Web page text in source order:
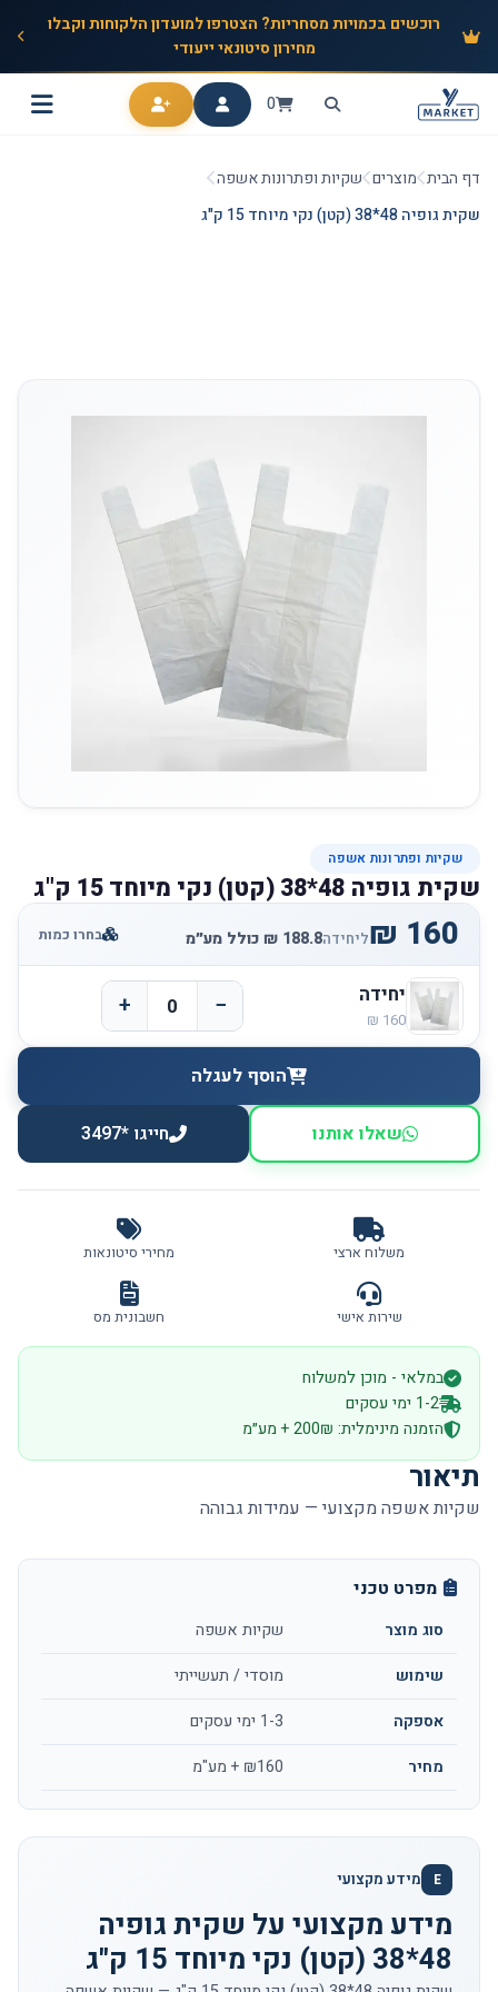
רוכשים בכמויות מסחריות? הצטרפו למועדון הלקוחות וקבלו
מחירון סיטונאי ייעודי
0
דף הבית מוצרים שקיות ופתרונות אשפה
שקית גופיה 48*38 (קטן) נקי מיוחד 15 ק"ג
שקיות ופתרונות אשפה
שקית גופיה 48*38 (קטן) נקי מיוחד 15 ק"ג
ליחידה בחרו כמות
יחידה −
+
הוסף לעגלה
שאלו אותנו חייגו *3497
משלוח ארצי מחירי סיטונאות
שירות אישי חשבונית מס
במלאי - מוכן למשלוח
1-2 ימי עסקים
הזמנה מינימלית: 200₪ + מע״מ
תיאור
שקיות אשפה מקצועי — עמידות גבוהה
מפרט טכני
סוג מוצר
שקיות אשפה
שימוש
מוסדי / תעשייתי
אספקה
1-3 ימי עסקים
מחיר
₪160 + מע"מ
E מידע מקצועי
מידע מקצועי על שקית גופיה
48*38 (קטן) נקי מיוחד 15 ק"ג